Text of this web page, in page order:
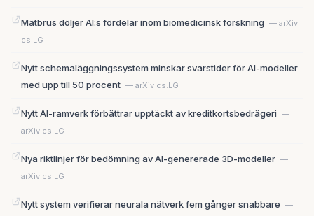
Mätbrus döljer AI:s fördelar inom biomedicinsk forskning — arXiv
cs.LG
Nytt schemaläggningssystem minskar svarstider för AI-modeller
med upp till 50 procent — arXiv cs.LG
Nytt AI-ramverk förbättrar upptäckt av kreditkortsbedrägeri —
arXiv cs.LG
Nya riktlinjer för bedömning av AI-genererade 3D-modeller —
arXiv cs.LG
Nytt system verifierar neurala nätverk fem gånger snabbare —